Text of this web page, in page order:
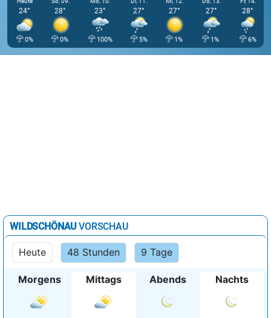
24°
0%
28°
0%
23°
100%
27°
5%
27°
1%
27°
1%
28°
6%
WILDSCHÖNAUVORSCHAU
Heute 48 Stunden 9 Tage
Morgens Mittags Abends Nachts